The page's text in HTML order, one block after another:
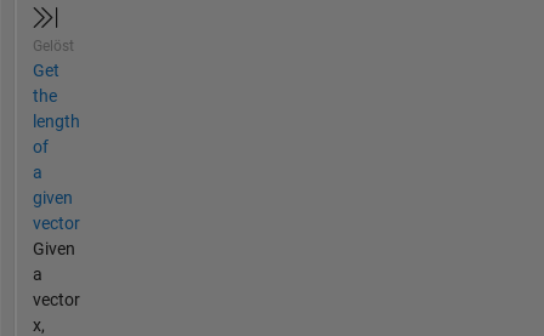
Gelöst
Get
the
length
of
a
given
vector
Given
a
vector
x,